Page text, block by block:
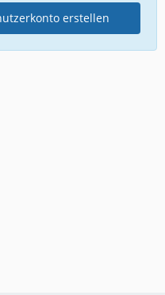
erstellen